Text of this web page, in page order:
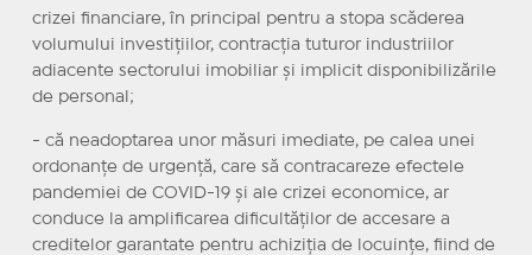
crizei financiare, în principal pentru a stopa scăderea
volumului investițiilor, contracția tuturor industriilor
adiacente sectorului imobiliar și implicit disponibilizările
de personal;
- că neadoptarea unor măsuri imediate, pe calea unei
ordonanțe de urgență, care să contracareze efectele
pandemiei de COVID-19 și ale crizei economice, ar
conduce la amplificarea dificultăților de accesare a
creditelor garantate pentru achiziția de locuințe, fiind de